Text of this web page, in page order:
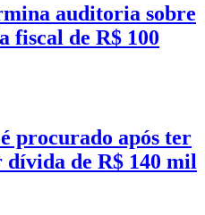
auditoria sobre
fiscal de R$ 100
procurado após ter
de R$ 140 mil